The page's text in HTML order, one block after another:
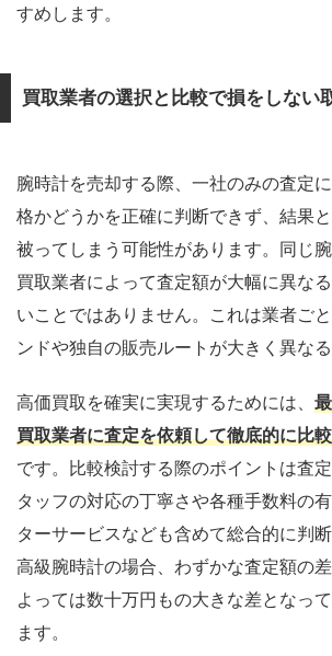
すめします。
買取業者の選択と比較で損をしない
腕時計を売却する際、一社のみの査定
格かどうかを正確に判断できず、結果
被ってしまう可能性があります。同じ腕
買取業者によって査定額が大幅に異な
いことではありません。これは業者ご
ンドや独自の販売ルートが大きく異なる
高価買取を確実に実現するためには、
買取業者に査定を依頼して徹底的に比
です。比較検討する際のポイントは査
タッフの対応の丁寧さや各種手数料の
ターサービスなども含めて総合的に判
高級腕時計の場合、わずかな査定額の
よっては数十万円もの大きな差となっ
ます。